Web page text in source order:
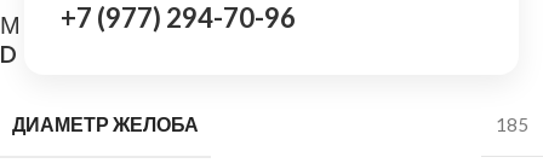
+7 (977) 294-70-96
МеталлПрофиль: Держатель трубы Проект
D=150мм (саморез) Ре Ral 9003
ДИАМЕТР ЖЕЛОБА 185